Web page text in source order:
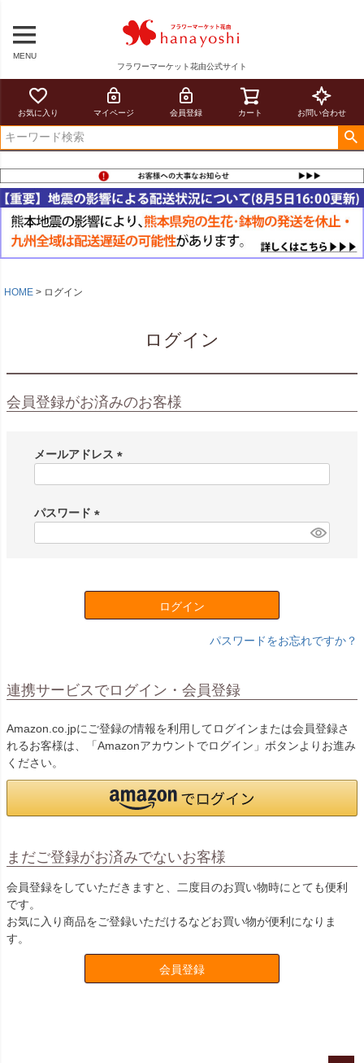
MENU
フラワーマーケット花由公式サイト
お気に入り マイページ 会員登録 カート お問い合わせ
HOME ログイン
ログイン
会員登録がお済みのお客様
メールアドレス
)
パスワード
ログイン
パスワードをお忘れですか？
連携サービスでログイン・会員登録
Amazon.co.jpにご登録の情報を利用してログインまたは会員登録さ
れるお客様は、「Amazonアカウントでログイン」ボタンよりお進み
ください。
まだご登録がお済みでないお客様
会員登録をしていただきますと、二度目のお買い物時にとても便利
です。
お気に入り商品をご登録いただけるなどお買い物が便利になりま
す。
会員登録